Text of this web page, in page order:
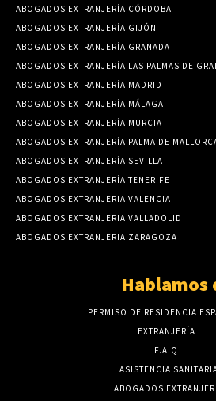
ABOGADOS EXTRANJERÍA CÓRDOBA
ABOGADOS EXTRANJERÍA GIJÓN
ABOGADOS EXTRANJERÍA GRANADA
ABOGADOS EXTRANJERÍA LAS PALMAS DE
ABOGADOS EXTRANJERÍA MADRID
ABOGADOS EXTRANJERÍA MÁLAGA
ABOGADOS EXTRANJERÍA MURCIA
ABOGADOS EXTRANJERÍA PALMA DE
ABOGADOS EXTRANJERÍA SEVILLA
ABOGADOS EXTRANJERÍA TENERIFE
ABOGADOS EXTRANJERIA VALENCIA
ABOGADOS EXTRANJERIA VALLADOLID
ABOGADOS EXTRANJERIA ZARAGOZA
Hablamos
PERMISO DE RESIDENCIA
EXTRANJERÍA
F.A.Q
ASISTENCIA
ABOGADOS